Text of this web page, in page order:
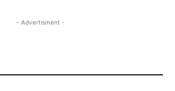
- Advertisment -